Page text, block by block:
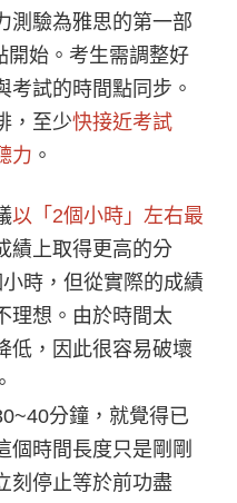
測驗為雅思的第一部
開始。考生需調整好
考試的時間點同步。
，至少快接近考試
力 。
以「2個小時」左右最
績上取得更高的分
時，但從實際的成績
理想。由於時間太
低，因此很容易破壞
分鐘，就覺得已
個時間長度只是剛剛
刻停止等於前功盡